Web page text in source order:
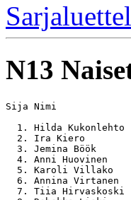
N13
Sija Nimi
1. Hilda Kukonlehto
2. Ira Kiero
3. Jemina Böök
4. Anni Huovinen
5. Karoli Villako
6. Annina Virtanen
7. Tiia Hirvaskoski